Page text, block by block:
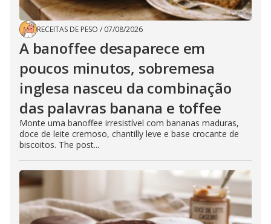
RECEITAS DE PESO / 07/08/2026
A banoffee desaparece em
poucos minutos, sobremesa
inglesa nasceu da combinação
das palavras banana e toffee
Monte uma banoffee irresistível com bananas maduras,
doce de leite cremoso, chantilly leve e base crocante de
biscoitos. The post...